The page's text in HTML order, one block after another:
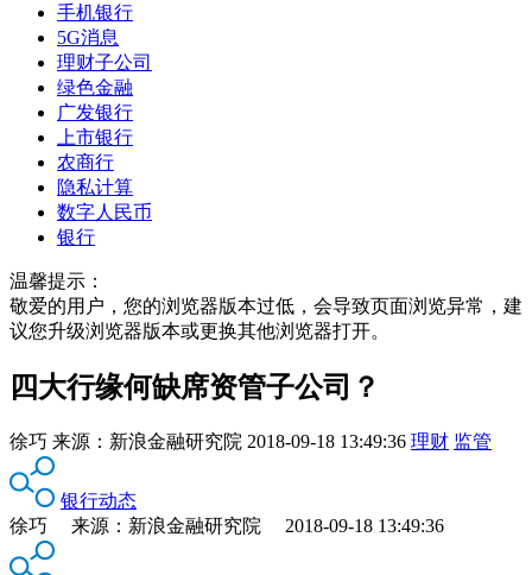
手机银行
5G消息
理财子公司
绿色金融
广发银行
上市银行
农商行
隐私计算
数字人民币
银行
温馨提示：
敬爱的用户，您的浏览器版本过低，会导致页面浏览异常，建
议您升级浏览器版本或更换其他浏览器打开。
四大行缘何缺席资管子公司？
徐巧 来源： 新浪金融研究院 2018-09-18 13:49:36 理财 监管
银行动态
徐巧 来源：新浪金融研究院 2018-09-18 13:49:36